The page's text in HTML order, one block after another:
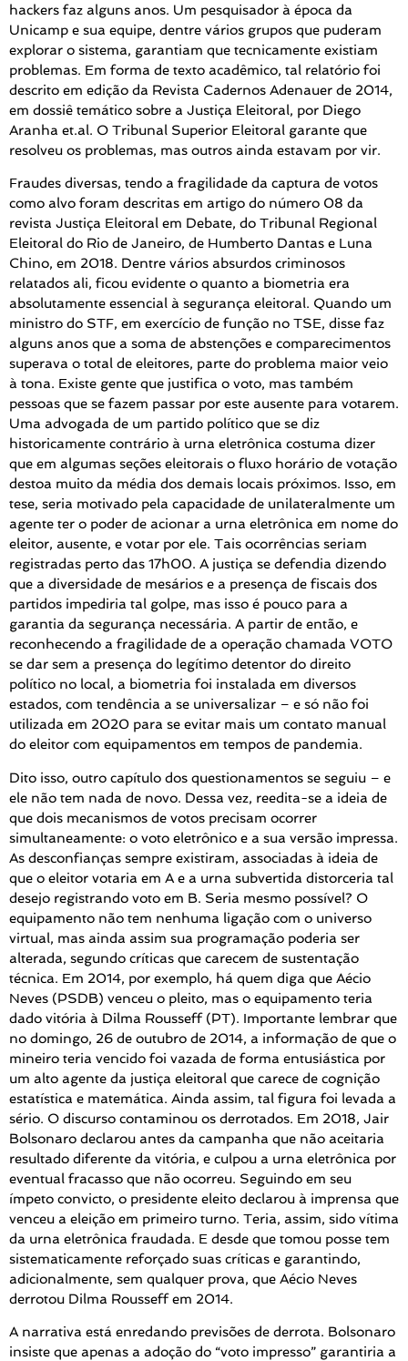
hackers faz alguns anos. Um pesquisador à época da
Unicamp e sua equipe, dentre vários grupos que puderam
explorar o sistema, garantiam que tecnicamente existiam
problemas. Em forma de texto acadêmico, tal relatório foi
descrito em edição da Revista Cadernos Adenauer de 2014,
em dossiê temático sobre a Justiça Eleitoral, por Diego
Aranha et.al. O Tribunal Superior Eleitoral garante que
resolveu os problemas, mas outros ainda estavam por vir.
Fraudes diversas, tendo a fragilidade da captura de votos
como alvo foram descritas em artigo do número 08 da
revista Justiça Eleitoral em Debate, do Tribunal Regional
Eleitoral do Rio de Janeiro, de Humberto Dantas e Luna
Chino, em 2018. Dentre vários absurdos criminosos
relatados ali, ficou evidente o quanto a biometria era
absolutamente essencial à segurança eleitoral. Quando um
ministro do STF, em exercício de função no TSE, disse faz
alguns anos que a soma de abstenções e comparecimentos
superava o total de eleitores, parte do problema maior veio
à tona. Existe gente que justifica o voto, mas também
pessoas que se fazem passar por este ausente para votarem.
Uma advogada de um partido político que se diz
historicamente contrário à urna eletrônica costuma dizer
que em algumas seções eleitorais o fluxo horário de votação
destoa muito da média dos demais locais próximos. Isso, em
tese, seria motivado pela capacidade de unilateralmente um
agente ter o poder de acionar a urna eletrônica em nome do
eleitor, ausente, e votar por ele. Tais ocorrências seriam
registradas perto das 17h00. A justiça se defendia dizendo
que a diversidade de mesários e a presença de fiscais dos
partidos impediria tal golpe, mas isso é pouco para a
garantia da segurança necessária. A partir de então, e
reconhecendo a fragilidade de a operação chamada VOTO
se dar sem a presença do legítimo detentor do direito
político no local, a biometria foi instalada em diversos
estados, com tendência a se universalizar – e só não foi
utilizada em 2020 para se evitar mais um contato manual
do eleitor com equipamentos em tempos de pandemia.
Dito isso, outro capítulo dos questionamentos se seguiu – e
ele não tem nada de novo. Dessa vez, reedita-se a ideia de
que dois mecanismos de votos precisam ocorrer
simultaneamente: o voto eletrônico e a sua versão impressa.
As desconfianças sempre existiram, associadas à ideia de
que o eleitor votaria em A e a urna subvertida distorceria tal
desejo registrando voto em B. Seria mesmo possível? O
equipamento não tem nenhuma ligação com o universo
virtual, mas ainda assim sua programação poderia ser
alterada, segundo críticas que carecem de sustentação
técnica. Em 2014, por exemplo, há quem diga que Aécio
Neves (PSDB) venceu o pleito, mas o equipamento teria
dado vitória à Dilma Rousseff (PT). Importante lembrar que
no domingo, 26 de outubro de 2014, a informação de que o
mineiro teria vencido foi vazada de forma entusiástica por
um alto agente da justiça eleitoral que carece de cognição
estatística e matemática. Ainda assim, tal figura foi levada a
sério. O discurso contaminou os derrotados. Em 2018, Jair
Bolsonaro declarou antes da campanha que não aceitaria
resultado diferente da vitória, e culpou a urna eletrônica por
eventual fracasso que não ocorreu. Seguindo em seu
ímpeto convicto, o presidente eleito declarou à imprensa que
venceu a eleição em primeiro turno. Teria, assim, sido vítima
da urna eletrônica fraudada. E desde que tomou posse tem
sistematicamente reforçado suas críticas e garantindo,
adicionalmente, sem qualquer prova, que Aécio Neves
derrotou Dilma Rousseff em 2014.
A narrativa está enredando previsões de derrota. Bolsonaro
insiste que apenas a adoção do “voto impresso” garantiria a